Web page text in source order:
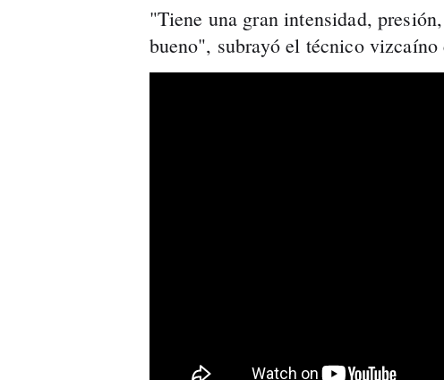
"Tiene una gran intensidad,
bueno", subrayó el técnico vizcaíno